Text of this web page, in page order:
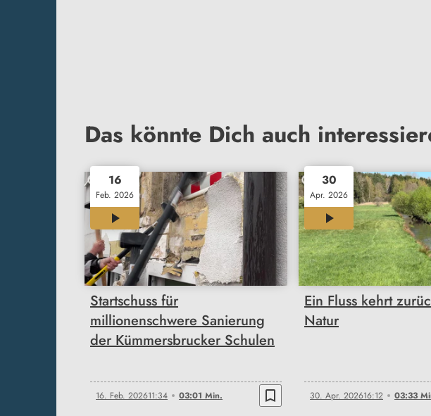
Das könnte Dich auch
16
Feb. 2026
03:01
Startschuss für
millionenschwere Sanierung
der Kümmersbrucker Schulen
16. Feb. 202611:34 03:01 Min. bookmark_border
30
Apr. 2026
03:33
Ein Fluss kehrt
Natur
30. Apr. 202616:12 03:33